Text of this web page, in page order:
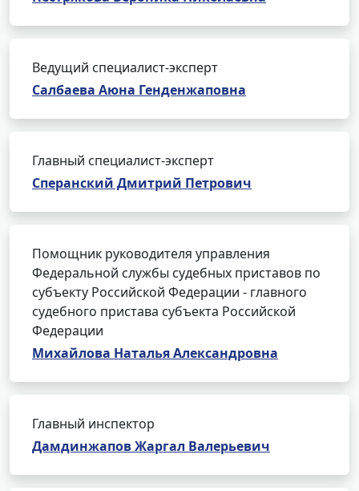
Ведущий специалист-эксперт
Салбаева Аюна Генденжаповна
Главный специалист-эксперт
Сперанский Дмитрий Петрович
Помощник руководителя управления
Федеральной службы судебных приставов по
субъекту Российской Федерации - главного
судебного пристава субъекта Российской
Федерации
Михайлова Наталья Александровна
Главный инспектор
Дамдинжапов Жаргал Валерьевич